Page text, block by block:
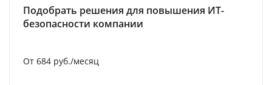
Подобрать решения для повышения ИТ-
безопасности компании
От 684 руб./месяц